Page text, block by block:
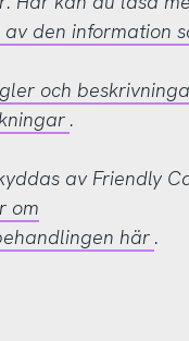
den information
och
.
av Friendly
om
här .